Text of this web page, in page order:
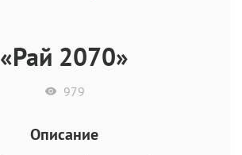
«Рай 2070»
979
Описание